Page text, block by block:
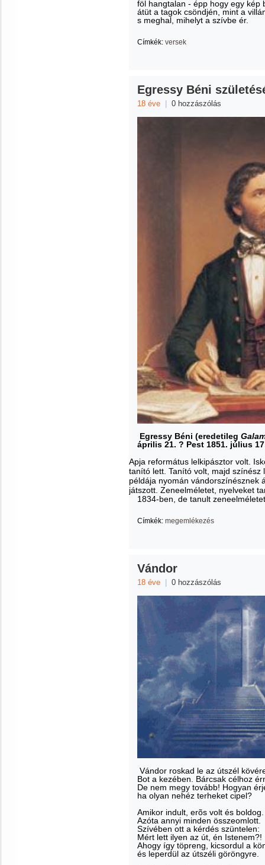
föl hangtalan - épp hogy egy kép
átüt a tagok csöndjén, mint a
s meghal, mihelyt a szívbe ér.
Címkék: versek
Egressy Béni
18 éve 0 hozzászólás
Egressy Béni (eredetileg
április 21. ? Pest 1851. július
Apja református lelkipásztor volt.
tanító lett. Tanító volt, majd színész
példája nyomán vándorszínésznek
játszott. Zeneelméletet, nyelveket
1834-ben, de tanult
Címkék: megemlékezés
Vándor
18 éve 0 hozzászólás
Vándor roskad le az útszél
Bot a kezében. Bárcsak célhoz
De nem megy tovább! Hogyan
ha olyan nehéz terheket cipel?
Amikor indult, erõs volt és boldog.
Azóta annyi minden összeomlott.
Szívében ott a kérdés szüntelen:
Mért lett ilyen az út, én Istenem?!
Ahogy így töpreng, kicsordul a
és leperdül az útszéli göröngyre.